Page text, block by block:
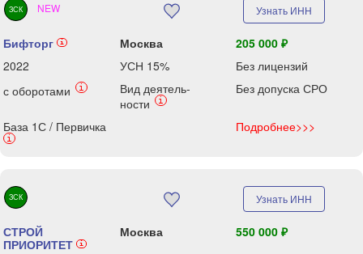
ЗСК NEW Узнать ИНН
Бифторг i Москва
205 000 ₽
2022
УСН 15%
Без лицензий
с оборотами
i
Вид деятель-
ности
i
Без допуска СРО
База 1С / Первичка
i
Подробнее>>>
ЗСК Узнать ИНН
СТРОЙ
ПРИОРИТЕТ i
Москва 550 000 ₽